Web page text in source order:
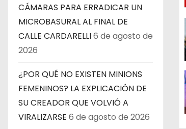
CÁMARAS PARA ERRADICAR UN
MICROBASURAL AL FINAL DE
CALLE CARDARELLI6 de agosto de
2026
¿POR QUÉ NO EXISTEN MINIONS
FEMENINOS? LA EXPLICACIÓN DE
SU CREADOR QUE VOLVIÓ A
VIRALIZARSE 6 de agosto de 2026